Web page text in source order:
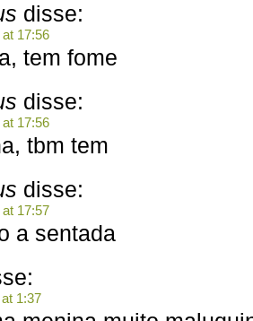
disse:
17:56
tem fome
disse:
17:56
tbm tem
disse:
17:57
a sentada
1:37